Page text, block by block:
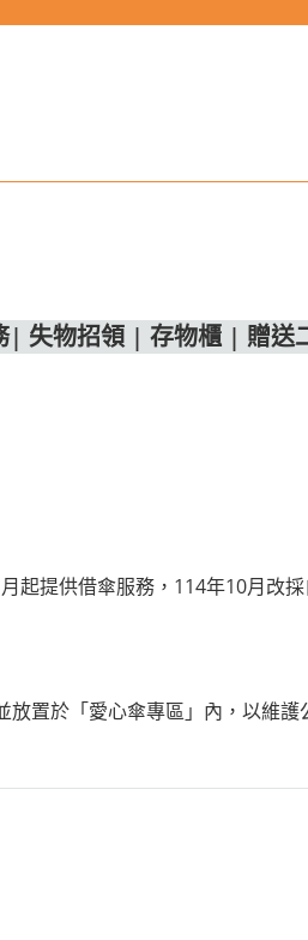
|失物招領 |存物櫃 | 贈送
月起提供借傘服務， 114年10月改
置於「愛心傘專區」內，以維護